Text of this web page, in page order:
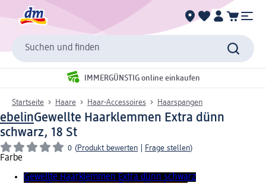
Suchen und finden
IMMERGÜNSTIG online einkaufen
Startseite Haare Haar-Accessoires Haarspangen
ebelinGewellte Haarklemmen Extra dünn
schwarz, 18 St
0 (Produkt bewerten Frage stellen)
Farbe
Gewellte Haarklemmen Extra dünn schwarz